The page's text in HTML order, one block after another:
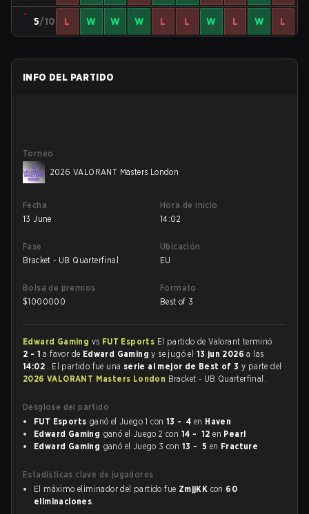
5/10 L W W W L L W L W L
INFO DEL PARTIDO
Torneo
2026 VALORANT Masters London
Fecha
13 June
Hora de inicio
14:02
Fase
Bracket - UB Quarterfinal
Ubicación
EU
Bolsa de premios
$1000000
Formato
Best of 3
Edward Gaming vs FUT Esports El partido de Valorant terminó
2 - 1 a favor de Edward Gamingy se jugó el 13 jun 2026a las
14:02 . El partido fue una serie al mejor de Best of 3y parte del
2026 VALORANT Masters London Bracket - UB Quarterfinal.
Desglose del partido
FUT Esports ganó el Juego 1 con 13 - 4 en Haven
Edward Gaming ganó el Juego 2 con 14 - 12 en Pearl
Edward Gaming ganó el Juego 3 con 13 - 5 en Fracture
Estadísticas clave de jugadores
El máximo eliminador del partido fue ZmjjKK con 60
eliminaciones.